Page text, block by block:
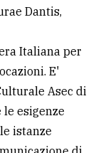
Dantis,
Italiana per
E'
Asec di
esigenze
istanze